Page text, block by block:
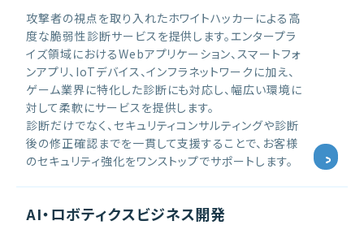
攻撃者の視点を取り入れたホワイトハッカーによる高
度な脆弱性診断サービスを提供します。エンタープラ
イズ領域におけるWebアプリケーション、スマートフォ
ンアプリ、IoTデバイス、インフラネットワークに加え、
ゲーム業界に特化した診断にも対応し、幅広い環境に
対して柔軟にサービスを提供します。
診断だけでなく、セキュリティコンサルティングや診断
後の修正確認までを一貫して支援することで、お客様
のセキュリティ強化をワンストップでサポートします。
AI・ロボティクスビジネス開発